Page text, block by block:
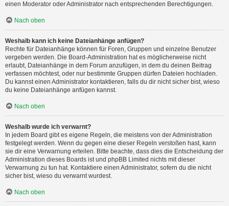
einen Moderator oder Administrator nach entsprechenden Berechtigungen.
Nach oben
Weshalb kann ich keine Dateianhänge anfügen?
Rechte für Dateianhänge können für Foren, Gruppen und einzelne Benutzer
vergeben werden. Die Board-Administration hat es möglicherweise nicht
erlaubt, Dateianhänge in dem Forum anzufügen, in dem du deinen Beitrag
verfassen möchtest, oder nur bestimmte Gruppen dürfen Dateien hochladen.
Du kannst einen Administrator kontaktieren, falls du dir nicht sicher bist, wieso
du keine Dateianhänge anfügen kannst.
Nach oben
Weshalb wurde ich verwarnt?
In jedem Board gibt es eigene Regeln, die meistens von der Administration
festgelegt werden. Wenn du gegen eine dieser Regeln verstoßen hast, kann
sie dir eine Verwarnung erteilen. Bitte beachte, dass dies die Entscheidung der
Administration dieses Boards ist und phpBB Limited nichts mit dieser
Verwarnung zu tun hat. Kontaktiere einen Administrator, sofern du die nicht
sicher bist, wieso du verwarnt wurdest.
Nach oben